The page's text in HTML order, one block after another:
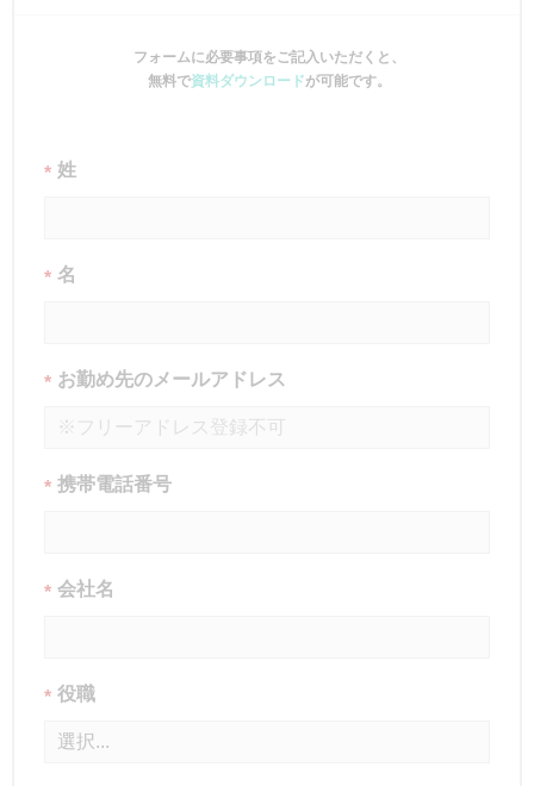
フォームに必要事項をご記入いただくと、
無料で資料ダウンロードが可能です。
* 姓
* 名
* お勤め先のメールアドレス
* 携帯電話番号
* 会社名
* 役職